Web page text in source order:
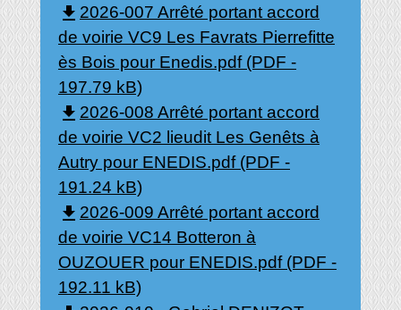
file_download 2026-007 Arrêté portant accord
de voirie VC9 Les Favrats Pierrefitte
ès Bois pour Enedis.pdf (PDF -
197.79 kB)
file_download 2026-008 Arrêté portant accord
de voirie VC2 lieudit Les Genêts à
Autry pour ENEDIS.pdf (PDF -
191.24 kB)
file_download 2026-009 Arrêté portant accord
de voirie VC14 Botteron à
OUZOUER pour ENEDIS.pdf (PDF -
192.11 kB)